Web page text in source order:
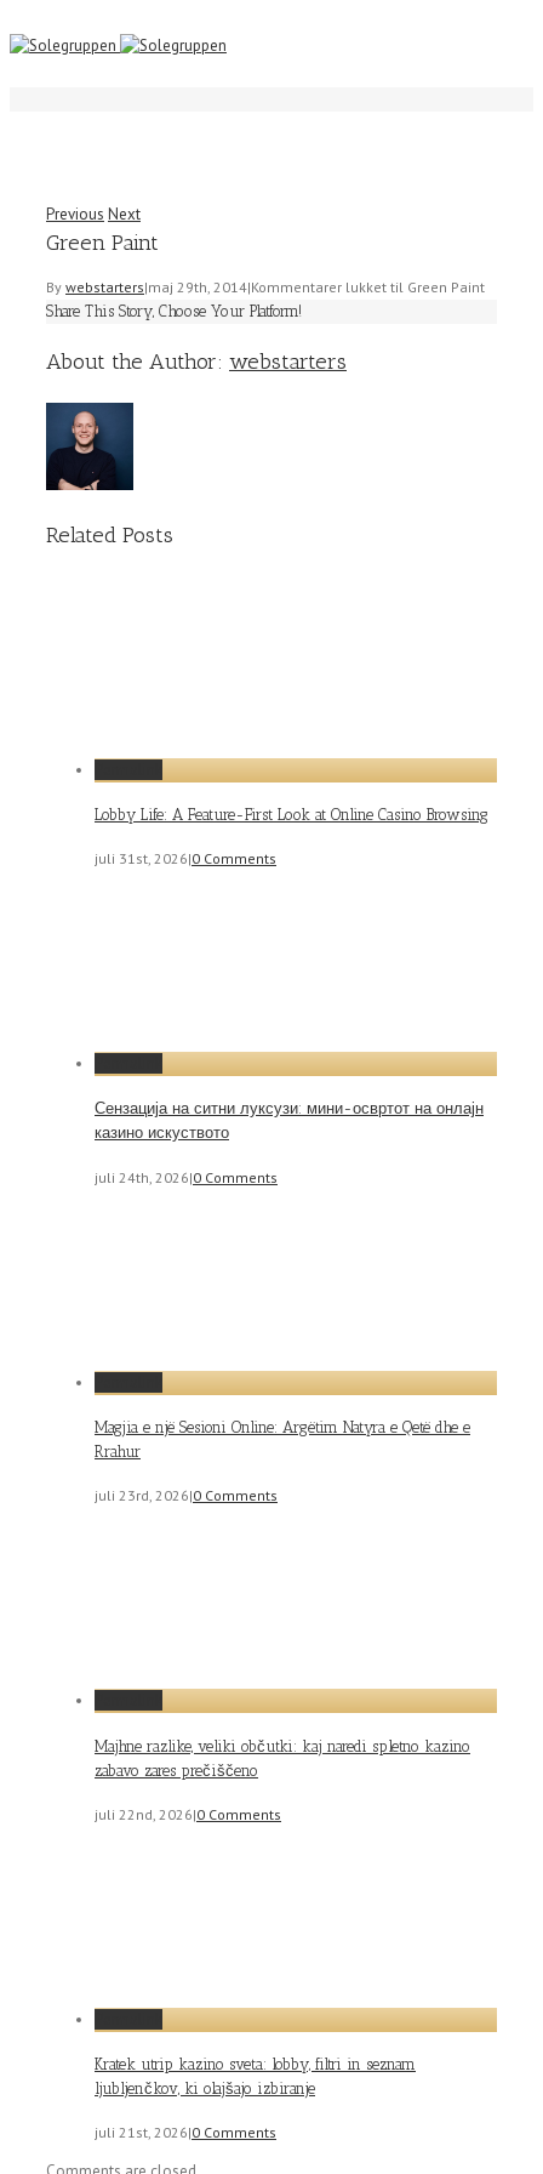
Previous Next
Green Paint
By webstarters|maj 29th, 2014|Kommentarer lukket til Green Paint
Share This Story, Choose Your Platform!
About the Author: webstarters
Related Posts
Lobby Life: A Feature-First Look at Online Casino Browsing
juli 31st, 2026|0 Comments
Сензација на ситни луксузи: мини-освртот на онлајн
казино искуството
juli 24th, 2026|0 Comments
Magjia e një Sesioni Online: Argëtim Natyra e Qetë dhe e
Rrahur
juli 23rd, 2026|0 Comments
Majhne razlike, veliki občutki: kaj naredi spletno kazino
zabavo zares prečiščeno
juli 22nd, 2026|0 Comments
Kratek utrip kazino sveta: lobby, filtri in seznam
ljubljenčkov, ki olajšajo izbiranje
juli 21st, 2026|0 Comments